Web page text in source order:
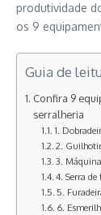
produtividade
os 9
Guia de
Confira 9
serralheria
1.
2.
3.
4. Serra
5.
6.